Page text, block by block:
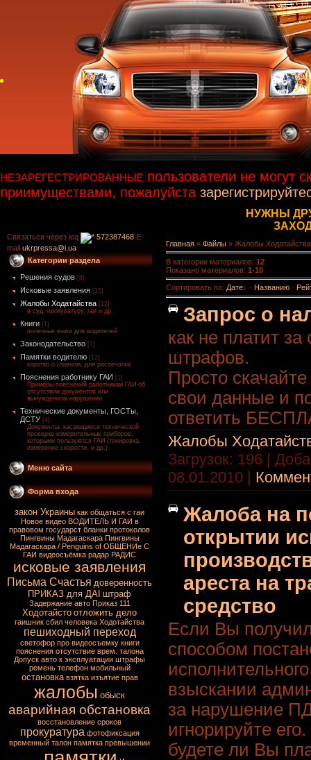
НЕЗАРЕГЕСТРИРОВАННЫЕ пользователи не могут
приимуществами, пожалуйста
НУЖНЫ
Связаться через icq 572387468 E-
mail ukrpressa@i.ua
Категории раздела
Решения судов [8]
Исковые заявления [15]
Жалобы Ходатайства [12]
в суд, прокуратуру, гаи и др.
Книги [1]
полезные книги для водителей
Законодательство [7]
Памятки водителю [12]
коротко о главном, для распечатки
Пояснения работнику ГАИ [1]
Примеры пояснений работникам ГАИ об
отсутствии документов или
вынужденном нарушении
Технические документы, ГОСТы,
ДСТУ [4]
Документы, касающиеся технической
проверке измерительных приборов,
которыми пользуются ГАИ (тонировка,
измерение скорости, и др.)
Меню сайта
Форма входа
закон Украины как общаться с гаи
Новое видео ВОДИТЕЛЬ И ГАИ в
правовом государст бланки протоколов
Пингвины Мадагаскара Пингвины
Мадагаскара / Penguins of ОБЩЕНИе С
ГАИ видеосъёмка радар РАДИС
исковые заявления
Письма Счастья доверенность
ПРИКАЗ для ДАІ штраф
Задержание авто Приказ 111
Ходотайсто отложить дело
гаишник сбил человека Ходотайства
пешиходный переход
светофор про видеосъемку книги
пояснения отсутствие врем. талона
Допуск авто к эксплуатации штрафы
ремень телефон мобильный
остановка взятка изъятие прав
жалобы обыск
аварийная обстановка
восстановление сроков
прокуратура фотофиксация
временный талон памятка превышении
Главная » Файлы » Жалобы Ходатайства
В категории материалов: 12
Показано материалов: 1-10
Сортировать по: Дате · Названию ·
Запрос о
как не платит
штрафов.
Просто
свои данные и
ответить
Жалобы
Загрузок: 196 |
08.01.2010 |
Жалоба на
открытии
ареста на
средство
Если Вы
способом
взыскании
за нарушение
игнорируйте
будете ли Вы